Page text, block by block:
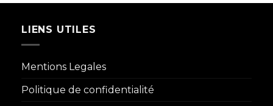
LIENS UTILES
Mentions Legales
Politique de confidentialité